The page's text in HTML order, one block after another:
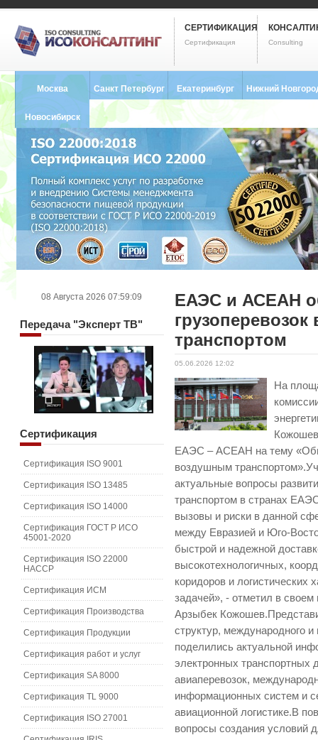
СЕРТИФИКАЦИЯ
Сертификация Consulting
Москва Санкт Петербург
8 (812) 748-2493
Екатеринбург
8 (343) 237-2593
Нижний
Новосибирск
8 (383) 227-8449
ЕАЭС и АСЕАН
транспортом
05.06.2026 12:02
На
ЕАЭС – АСЕАН на тему
воздушным
актуальные вопросы
транспортом в странах
вызовы и риски в данной
между Евразией и Юго-
быстрой и надежной
высокотехнологичных,
коридоров и логистических
задачей», - отметил в своем
Арзыбек
структур, международного
поделились актуальной
электронных транспортных
авиаперевозок,
информационных систем и
авиационной логистике.В
вопросы создания условий
08 Августа 2026 07:59:09
Передача"Эксперт ТВ"
Сертификация
Сертификация ISO 9001
Сертификация ISO 13485
Сертификация ISO 14000
Сертификация ГОСТ Р ИСО
45001-2020
Сертификация ISO 22000
HACCP
Сертификация ИСМ
Сертификация Производства
Сертификация Продукции
Сертификация работ и услуг
Сертификация SA 8000
Сертификация TL 9000
Сертификация ISO 27001